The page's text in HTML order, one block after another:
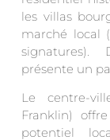
les villas
marché local
signatures).
présente un
Le centre-
Franklin)
potentiel